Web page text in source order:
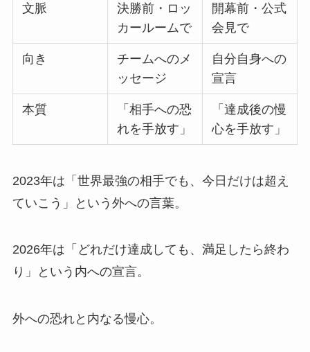
文脈
決勝前・ロッ
カールームで
開幕前・公式
会見で
向き
チームへのメ
ッセージ
自分自身への
宣言
本質
「相手への恐
れを手放す」
「達成後の慢
心を手放す」
2023年は「世界最強の相手でも、今日だけは超え
ていこう」という外への言葉。
2026年は「どれだけ達成しても、満足したら終わ
り」という内への宣言。
外への恐れと内なる慢心。